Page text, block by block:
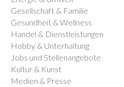
Gesellschaft & Familie
Gesundheit & Wellness
Handel & Dienstleistungen
Hobby & Unterhaltung
Jobs und Stellenangebote
Kultur & Kunst
Medien & Presse